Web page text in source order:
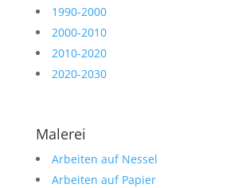
1990-2000
2000-2010
2010-2020
2020-2030
Malerei
Arbeiten auf Nessel
Arbeiten auf Papier